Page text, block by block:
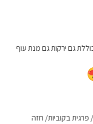
גם ירקות גם מנת עוף
פרגית בקוביות/ חזה